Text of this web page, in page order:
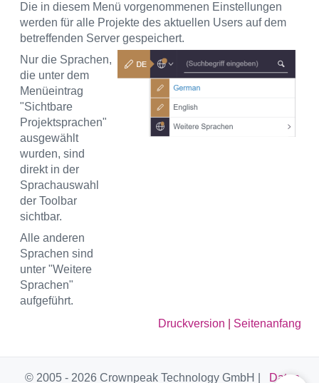
Die in diesem Menü vorgenommenen Einstellungen
werden für alle Projekte des aktuellen Users auf dem
betreffenden Server gespeichert.
Nur die Sprachen,
die unter dem
Menüeintrag
"Sichtbare
Projektsprachen"
ausgewählt
wurden, sind
direkt in der
Sprachauswahl
der Toolbar
sichtbar.
Alle anderen
Sprachen sind
unter "Weitere
Sprachen"
aufgeführt.
Druckversion
Seitenanfang
© 2005 - 2026 Crownpeak Technology GmbH | Daten